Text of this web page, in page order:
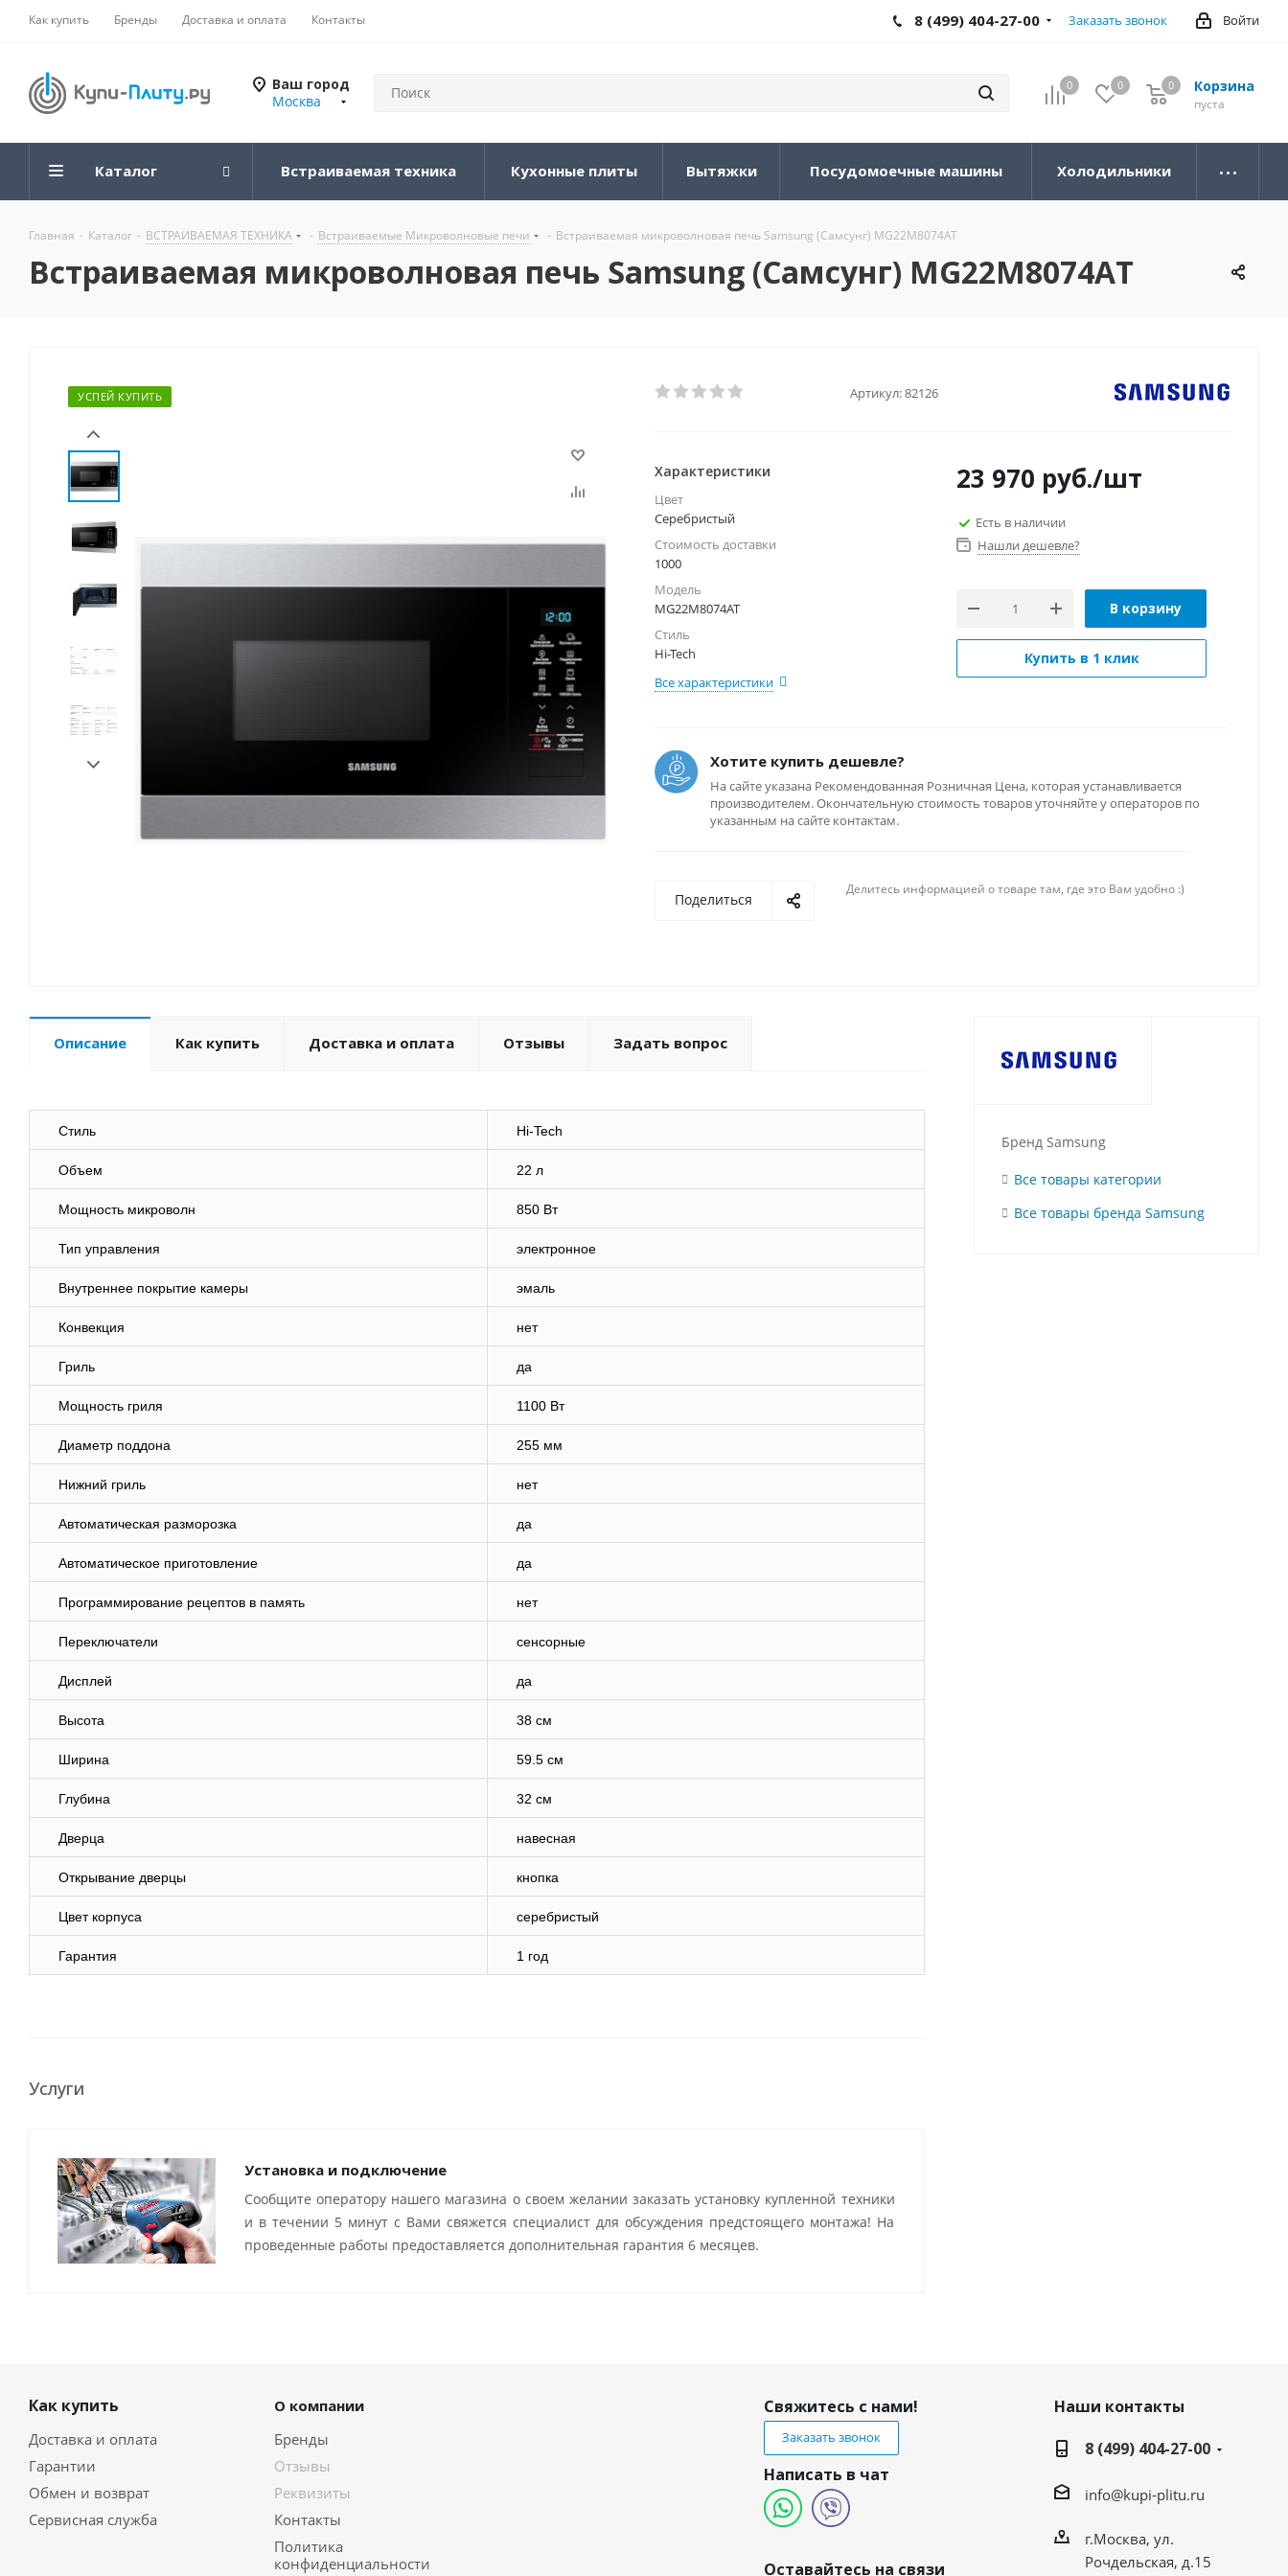
Как купить Бренды Доставка и оплата Контакты Войти
8 (499) 404-27-00 Заказать звонок
Ваш город
Москва
0 0 Корзина
0
пуста
0
Каталог Встраиваемая техника Кухонные плиты Вытяжки Посудомоечные машины Холодильники
Главная - Каталог - ВСТРАИВАЕМАЯ ТЕХНИКА - Встраиваемые Микроволновые печи - Встраиваемая микроволновая печь Samsung (Самсунг) MG22M8074AT
Встраиваемая микроволновая печь Samsung (Самсунг) MG22M8074AT
УСПЕЙ КУПИТЬ Артикул:82126
Характеристики
Цвет
Серебристый
Стоимость доставки
1000
Модель
MG22M8074AT
Стиль
Hi-Tech
Все характеристики
23 970 руб./шт
Есть в наличии
Нашли дешевле?
В корзину
Купить в 1 клик
Хотите купить дешевле?
На сайте указана Рекомендованная Розничная Цена, которая устанавливается
производителем. Окончательную стоимость товаров уточняйте у операторов по
указанным на сайте контактам.
Поделиться
Делитесь информацией о товаре там, где это Вам удобно :)
Описание Как купить Доставка и оплата Отзывы Задать вопрос
Стиль Hi-Tech
Объем 22 л
Мощность микроволн 850 Вт
Тип управления электронное
Внутреннее покрытие камеры эмаль
Конвекция нет
Гриль да
Мощность гриля 1100 Вт
Диаметр поддона 255 мм
Нижний гриль нет
Автоматическая разморозка да
Автоматическое приготовление да
Программирование рецептов в память нет
Переключатели сенсорные
Дисплей да
Высота 38 см
Ширина 59.5 см
Глубина 32 см
Дверца навесная
Открывание дверцы кнопка
Цвет корпуса серебристый
Гарантия 1 год
Услуги
Установка и подключение
Сообщите оператору нашего магазина о своем желании заказать установку купленной техники
и в течении 5 минут с Вами свяжется специалист для обсуждения предстоящего монтажа! На
проведенные работы предоставляется дополнительная гарантия 6 месяцев.
Бренд Samsung
Все товары категории
Все товары бренда Samsung
Как купить
Доставка и оплата
Гарантии
Обмен и возврат
Сервисная служба
О компании
Бренды
Отзывы
Реквизиты
Контакты
Политика
конфиденциальности
Свяжитесь с нами!
Заказать звонок
Написать в чат
Оставайтесь на связи
Наши контакты
8 (499) 404-27-00
info@kupi-plitu.ru
г.Москва, ул.
Рочдельская, д.15